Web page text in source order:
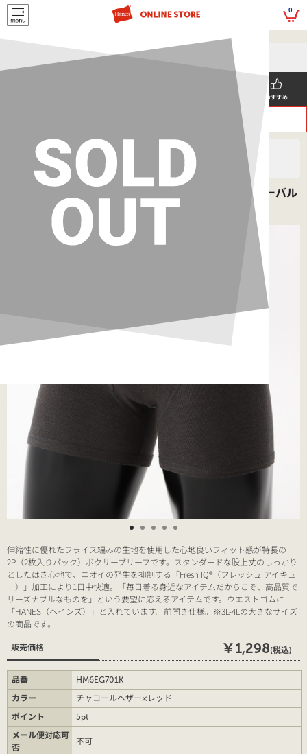
script> 0
5,500円(税込)以上
のご購入で送料を弊社負担で
お届けいたします
メールマガジンの登録で
おすすめ
ヘインズ > MEN'S > ボトムス
大きいサイズ 【2枚組】ボクサーブリーフ 26SS グローバル
バリューライン ヘインズ(HM6EG701K)
伸縮性に優れたフライス編みの生地を使用した心地良いフィット感が特長の
2P（2枚入りパック）ボクサーブリーフです。スタンダードな股上丈のしっかり
としたはき心地で、ニオイの発生を抑制する「Fresh IQ®（フレッシュ アイキュ
ー）」加工により1日中快適。「毎日着る身近なアイテムだからこそ、高品質で
リーズナブルなものを」という要望に応えるアイテムです。ウエストゴムに
「HANES（ヘインズ）」と入れています。前開き仕様。※3L-4Lの大きなサイズ
の商品です。
販売価格 ￥1,298(税込)
品番
HM6EG701K
カラー
チャコールヘザー×レッド
ポイント
5pt
メール便対応可
否
不可